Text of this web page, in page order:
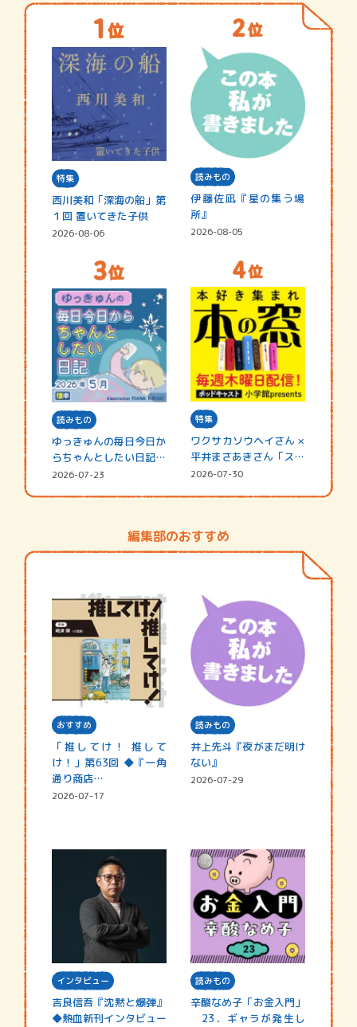
特集
西川美和「深海の船」第
１回 置いてきた子供
2026-08-06
読みもの
伊藤佐凪『星の集う場
所』
2026-08-05
読みもの
ゆっきゅんの毎日今日か
らちゃんとしたい日記
☆202…
2026-07-23
特集
ワクサカソウヘイさん ×
平井まさあきさん「スペ
シャ…
2026-07-30
編集部のおすすめ
おすすめ
「推してけ！ 推して
け！」第63回 ◆『一角
通り商店…
2026-07-17
読みもの
井上先斗『夜がまだ明け
ない』
2026-07-29
インタビュー
吉良信吾『沈黙と爆弾』
◆熱血新刊インタビュー
読みもの
辛酸なめ子「お金入門」
23．ギャラが発生し